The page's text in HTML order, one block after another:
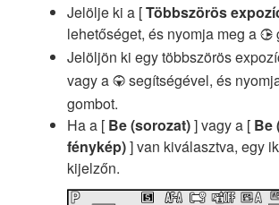
Jelölje ki a [Többszörös
lehetőséget, és nyomja meg a 2
Jelöljön ki egy többszörös
vagy a 3 segítségével, és
gombot.
Ha a [ Be (sorozat)] vagy a [ Be
fénykép)] van kiválasztva, egy
kijelzőn.